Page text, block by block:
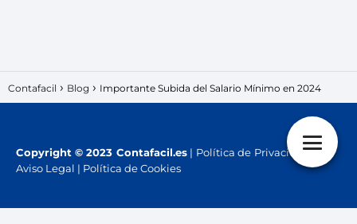
Contafacil Blog Importante Subida del Salario Mínimo en 2024
Copyright © 2023 Contafacil.es| Política de Privacidad|
Aviso Legal | Política de Cookies